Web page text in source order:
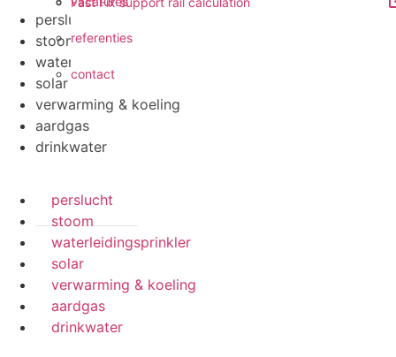
referenties
contact
perslucht
stoom
waterleidingsprinkler
solar
verwarming & koeling
aardgas
drinkwater
perslucht
stoom
waterleidingsprinkler
solar
verwarming & koeling
aardgas
drinkwater